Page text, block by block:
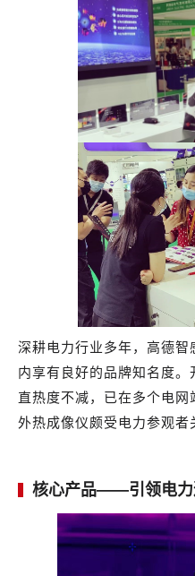
深耕电力行业多年，高德
内享有良好的品牌知名度
直热度不减，已在多个电网
外热成像仪颇受电力参观者
核心产品——引领电力